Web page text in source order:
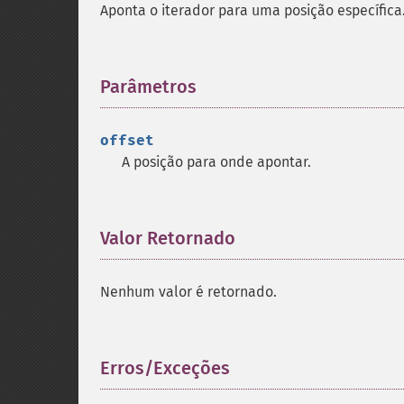
Aponta o iterador para uma posição
Parâmetros
offset
A posição para onde apontar.
Valor Retornado
Nenhum valor é retornado.
Erros/Exceções